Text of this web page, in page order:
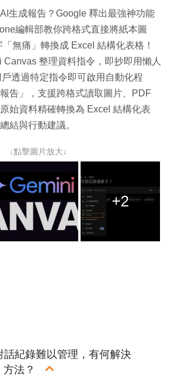
生成報告？Google 釋出最強神功能
編輯部教你跨格式直接將紙本圖
無痛」轉換成 Excel 結構化表格！
整理資料指令，即抄即用懶人
透過特定指令即可啟用自動化程
告」，支援跨格式讀取圖片、PDF
始資料精確轉換為 Excel 結構化表
結與行動建議。
↓點擊圖片放大↓
+2
紀錄難以管理，有何解決
方法？